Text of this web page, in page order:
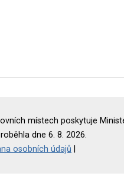
místech poskytuje
dne 6. 8. 2026.
osobních údajů